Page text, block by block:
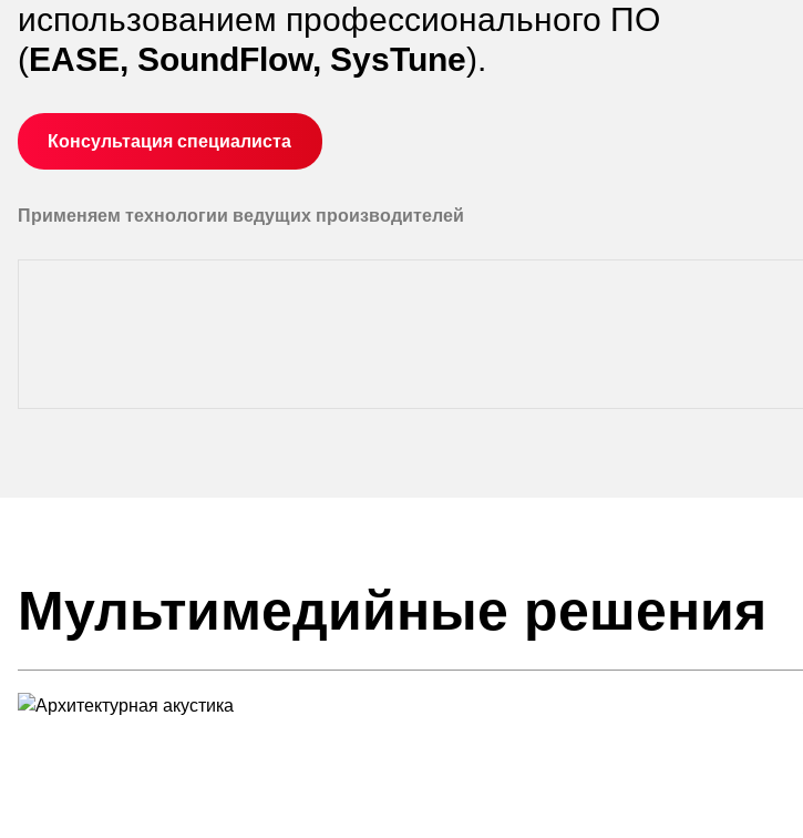
использованием профессионального ПО
(EASE, SoundFlow, SysTune).
Консультация специалиста
Применяем технологии ведущих производителей
Мультимедийные решения